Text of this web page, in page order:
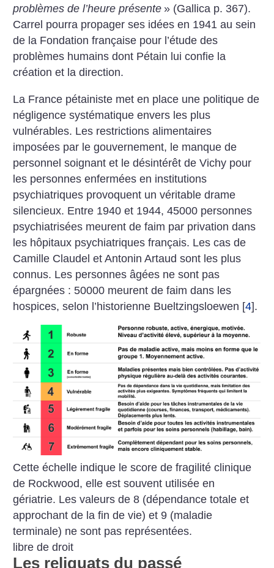
problèmes de l’heure présente » (Gallica p. 367).
Carrel pourra propager ses idées en 1941 au sein
de la Fondation française pour l’étude des
problèmes humains dont Pétain lui confie la
création et la ­direction.
La France pétainiste met en place une politique de
négligence systématique envers les plus
vulnérables. Les restrictions alimentaires
imposées par le gouvernement, le manque de
personnel soignant et le désintérêt de Vichy pour
les personnes enfermées en institutions
psychiatriques provoquent un véritable drame
silencieux. Entre 1940 et 1944, 45000 personnes
psychiatrisées meurent de faim par privation dans
les hôpitaux psychiatriques français. Les cas de
Camille ­Claudel et Antonin Artaud sont les plus
connus. Les personnes âgées ne sont pas
épargnées : 50000 meurent de faim dans les
hospices, selon l’historienne Bueltzingsloewen [4].
Cette échelle indique le score de fragilité clinique
de Rockwood, elle est souvent utilisée en
gériatrie. Les valeurs de 8 (dépendance totale et
approchant de la fin de vie) et 9 (maladie
terminale) ne sont pas représentées.
libre de droit
Les reliquats du passé